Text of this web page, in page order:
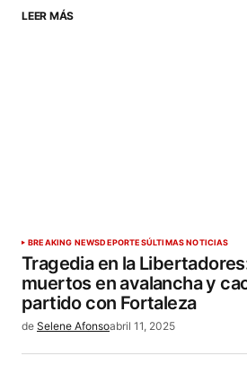
LEER MÁS
BREAKING NEWSDEPORTESÚLTIMAS NOTICIAS
Tragedia en la
muertos en avalancha y
partido con Fortaleza
de Selene Afonsoabril 11, 2025